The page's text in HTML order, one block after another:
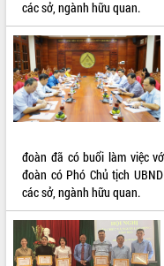
LIÊN KẾT WEB
THỐNG KÊ TRUY CẬP
Hôm nay:
30309
Tất cả:
66043049
các sở, ngành hữu quan.
đoàn đã có buổi làm việc
đoàn có Phó Chủ tịch
các sở, ngành hữu quan.